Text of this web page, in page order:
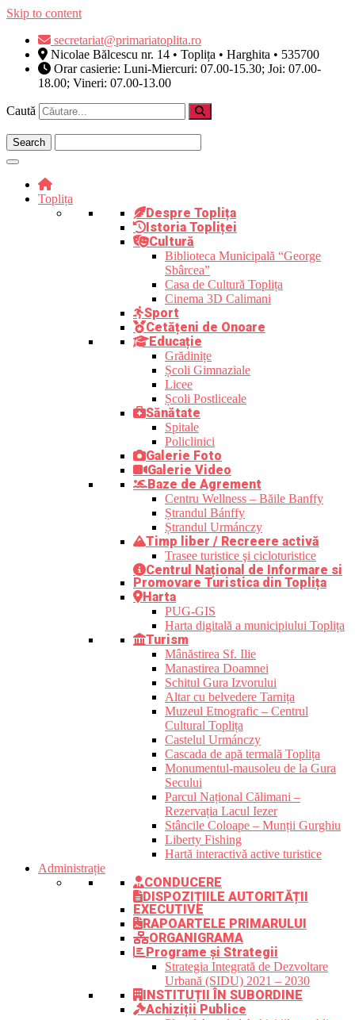
Skip to content
secretariat@primariatoplita.ro
Nicolae Bălcescu nr. 14 • Toplița • Harghita • 535700
Orar casierie: Luni-Miercuri: 07.00-15.30; Joi: 07.00-
18.00; Vineri: 07.00-13.00
Caută
Toplița
Despre Toplița
Istoria Topliței
Cultură
Biblioteca Municipală “George
Sbârcea”
Casa de Cultură Toplița
Cinema 3D Calimani
Sport
Cetățeni de Onoare
Educație
Grădinițe
Școli Gimnaziale
Licee
Școli Postliceale
Sănătate
Spitale
Policlinici
Galerie Foto
Galerie Video
Baze de Agrement
Centru Wellness – Băile Banffy
Ștrandul Bánffy
Ștrandul Urmánczy
Timp liber / Recreere activă
Trasee turistice şi cicloturistice
Centrul Național de Informare si
Promovare Turistica din Toplița
Harta
PUG-GIS
Harta digitală a municipiului Toplița
Turism
Mânăstirea Sf. Ilie
Manastirea Doamnei
Schitul Gura Izvorului
Altar cu belvedere Tarnița
Muzeul Etnografic – Centrul
Cultural Toplița
Castelul Urmánczy
Cascada de apă termală Toplița
Monumentul-mausoleu de la Gura
Secului
Parcul Național Călimani –
Rezervația Lacul Iezer
Stâncile Coloape – Munții Gurghiu
Liberty Fishing
Hartă interactivă active turistice
Administrație
CONDUCERE
DISPOZIȚIILE AUTORITĂȚII
EXECUTIVE
RAPOARTELE PRIMARULUI
ORGANIGRAMA
Programe și Strategii
Strategia Integrată de Dezvoltare
Urbană (SIDU) 2021 – 2030
INSTITUȚII ÎN SUBORDINE
Achiziții Publice